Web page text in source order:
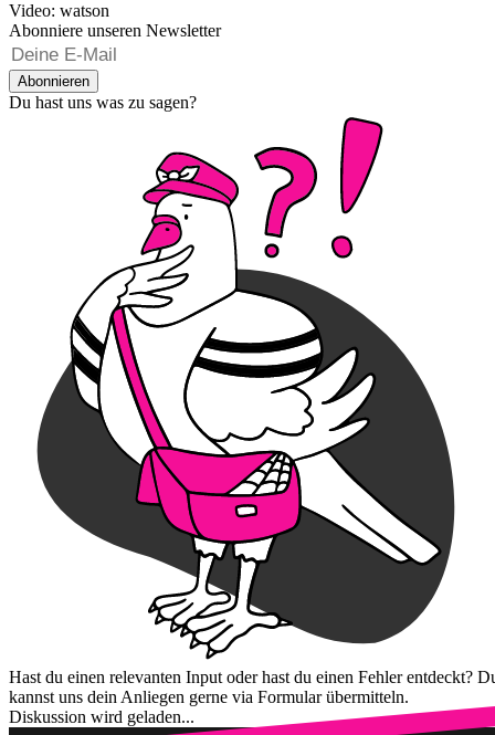
Video: watson
Abonniere unseren Newsletter
Abonnieren
Du hast uns was zu sagen?
Hast du einen relevanten Input oder hast du einen Fehler entdeckt?
kannst uns dein Anliegen gerne via Formular übermitteln.
Diskussion wird geladen...